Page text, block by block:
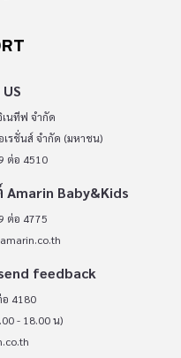
เนทีฟ จำกัด
เรชั่นส์ จำกัด (มหาชน)
ต่อ 4510
Baby&Kids
ต่อ 4775
feedback
4180
- 18.00 น)